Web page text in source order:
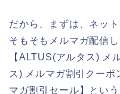
だから、まずは、ネッ
そもそもメルマガ配信
【ALTUS(アルタス) メ
ス) メルマガ割引クー
マガ割引セール】とい